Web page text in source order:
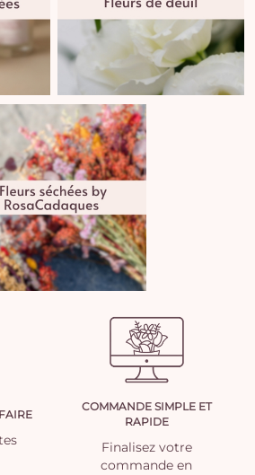
COMMANDE SIMPLE ET
RAPIDE
Finalisez votre
commande en